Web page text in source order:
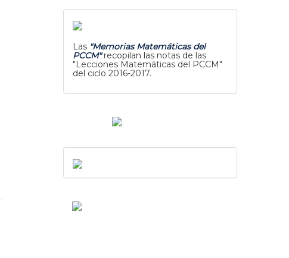
Las "Memorias Matemáticas del
PCCM"recopilan las notas de las
"Lecciones Matemáticas del PCCM"
del ciclo 2016-2017.